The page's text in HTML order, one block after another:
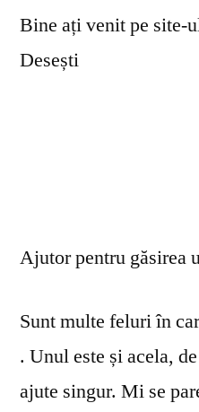
Bine ați venit pe site-
Desești
Ajutor pentru găsirea
Sunt multe feluri în
. Unul este și acela,
ajute singur. Mi se